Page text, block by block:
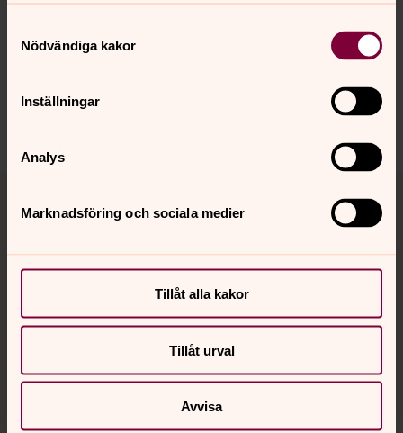
Nödvändiga kakor
Inställningar
Analys
Marknadsföring och sociala medier
Tillåt alla kakor
Tillåt urval
Avvisa
Synpunkter eller frågor på sidans
orbyskeneforsamling@svenskakyrkan.se
Kontakt